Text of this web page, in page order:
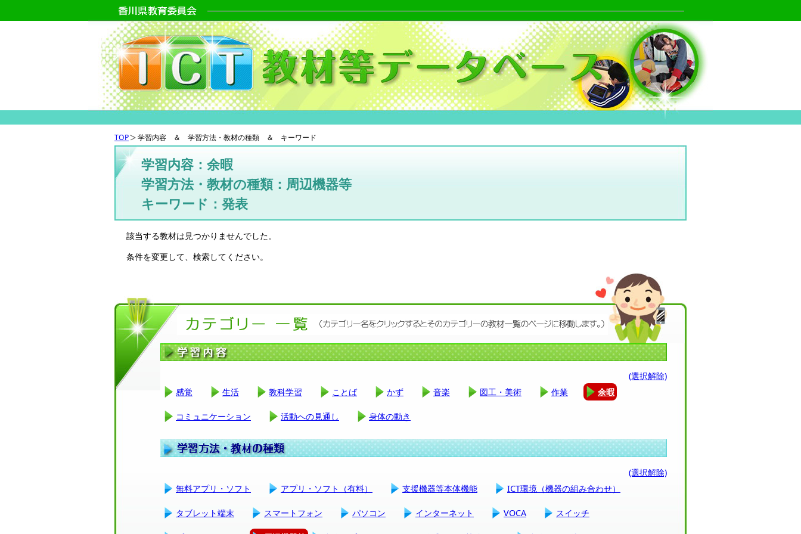
TOP 学習内容 ＆ 学習方法・教材の種類 ＆ キーワード
学習内容：余暇
学習方法・教材の種類：周辺機器等
キーワード：発表
該当する教材は見つかりませんでした。
条件を変更して、検索してください。
(選択解除)
感覚
生活 教科学習 ことば かず 音楽 図工・美術 作業 余暇
コミュニケーション 活動への見通し 身体の動き
(選択解除)
無料アプリ・ソフト
アプリ・ソフト（有料） 支援機器等本体機能 ICT環境（機器の組み合わせ）
タブレット端末 スマートフォン パソコン インターネット VOCA スイッチ